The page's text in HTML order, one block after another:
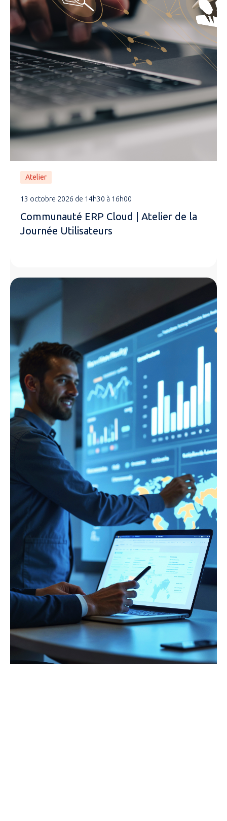
Atelier
13 octobre 2026 de 14h30 à 16h00
Communauté ERP Cloud | Atelier de la
Journée Utilisateurs